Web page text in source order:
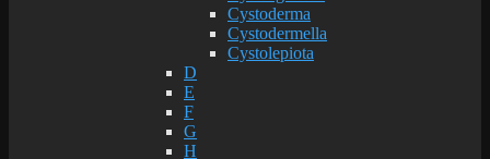
Cystoderma
Cystodermella
Cystolepiota
D
E
F
G
H